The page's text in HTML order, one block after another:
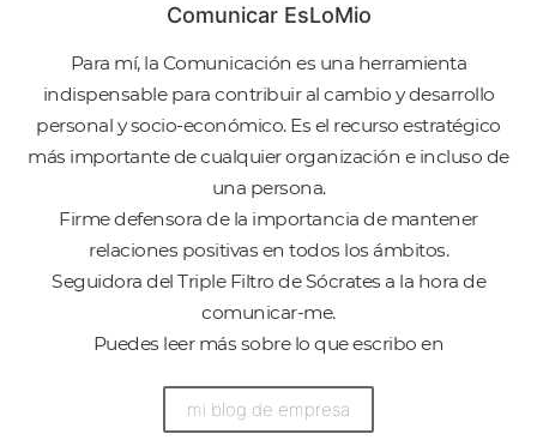
Comunicar EsLoMio
Para mí, la Comunicación es una herramienta
indispensable para contribuir al cambio y desarrollo
personal y socio-económico. Es el recurso estratégico
más importante de cualquier organización e incluso de
una persona.
Firme defensora de la importancia de mantener
relaciones positivas en todos los ámbitos.
Seguidora del Triple Filtro de Sócrates a la hora de
comunicar-me.
Puedes leer más sobre lo que escribo en
mi blog de empresa